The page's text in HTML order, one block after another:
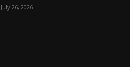
July 26, 2026